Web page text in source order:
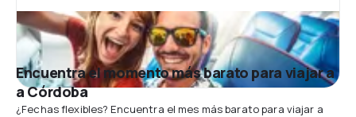
Encuentra el momento más barato para viajar a
a Córdoba
¿Fechas flexibles? Encuentra el mes más barato para viajar a